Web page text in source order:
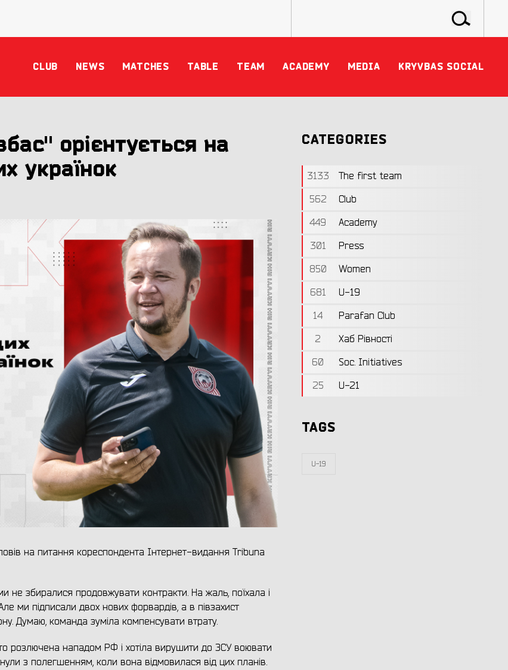
CLUB NEWS MATCHES TABLE TEAM ACADEMY MEDIA KRYVBAS SOCIAL
орієнтується на
українок
на питання кореспондента Інтернет-видання Tribuna
збиралися продовжувати контракти. На жаль, поїхала і
ми підписали двох нових форвардів, а в півзахист
Думаю, команда зуміла компенсувати втрату.
розлючена нападом РФ і хотіла вирушити до ЗСУ воювати
з полегшенням, коли вона відмовилася від цих планів.
CATEGORIES
3133
The first team
562
Club
449
Academy
301
Press
850
Women
681
U-19
14
Parafan Club
2
Хаб Рівності
60
Soc. Initiatives
25
U-21
TAGS
U-19